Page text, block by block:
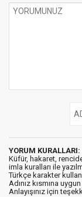
YORUM KURALLARI:
Küfür, hakaret,
imla kuralları ile
Türkçe karakter
Adınız kısmına
Anlayışınız için